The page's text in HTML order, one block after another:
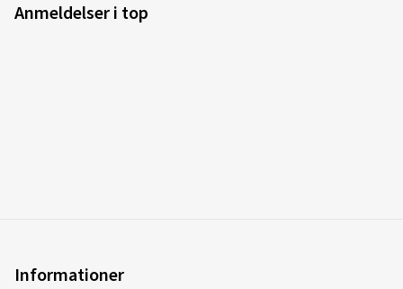
Anmeldelser i top
Informationer